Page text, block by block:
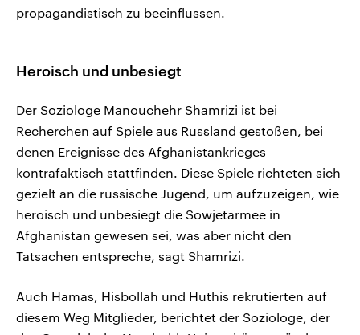
propagandistisch zu beeinflussen.
Heroisch und unbesiegt
Der Soziologe Manouchehr Shamrizi ist bei
Recherchen auf Spiele aus Russland gestoßen, bei
denen Ereignisse des Afghanistankrieges
kontrafaktisch stattfinden. Diese Spiele richteten sich
gezielt an die russische Jugend, um aufzuzeigen, wie
heroisch und unbesiegt die Sowjetarmee in
Afghanistan gewesen sei, was aber nicht den
Tatsachen entspreche, sagt Shamrizi.
Auch Hamas, Hisbollah und Huthis rekrutierten auf
diesem Weg Mitglieder, berichtet der Soziologe, der